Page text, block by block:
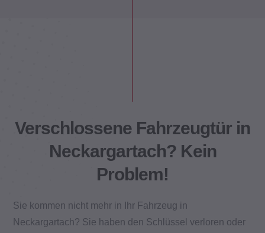
Verschlossene Fahrzeugtür in
Neckargartach? Kein
Problem!
Sie kommen nicht mehr in Ihr Fahrzeug in
Neckargartach? Sie haben den Schlüssel verloren oder